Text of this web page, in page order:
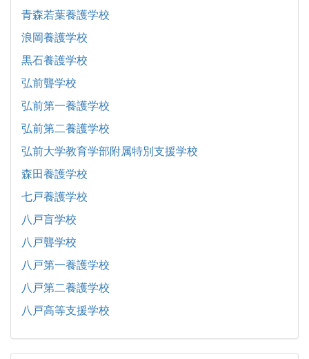
青森若葉養護学校
浪岡養護学校
黒石養護学校
弘前聾学校
弘前第一養護学校
弘前第二養護学校
弘前大学教育学部附属特別支援学校
森田養護学校
七戸養護学校
八戸盲学校
八戸聾学校
八戸第一養護学校
八戸第二養護学校
八戸高等支援学校